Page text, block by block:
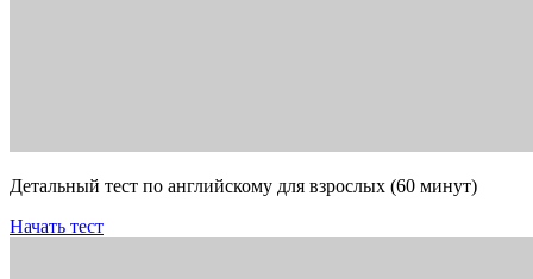
Детальный тест по английскому для взрослых (60 минут)
Начать тест